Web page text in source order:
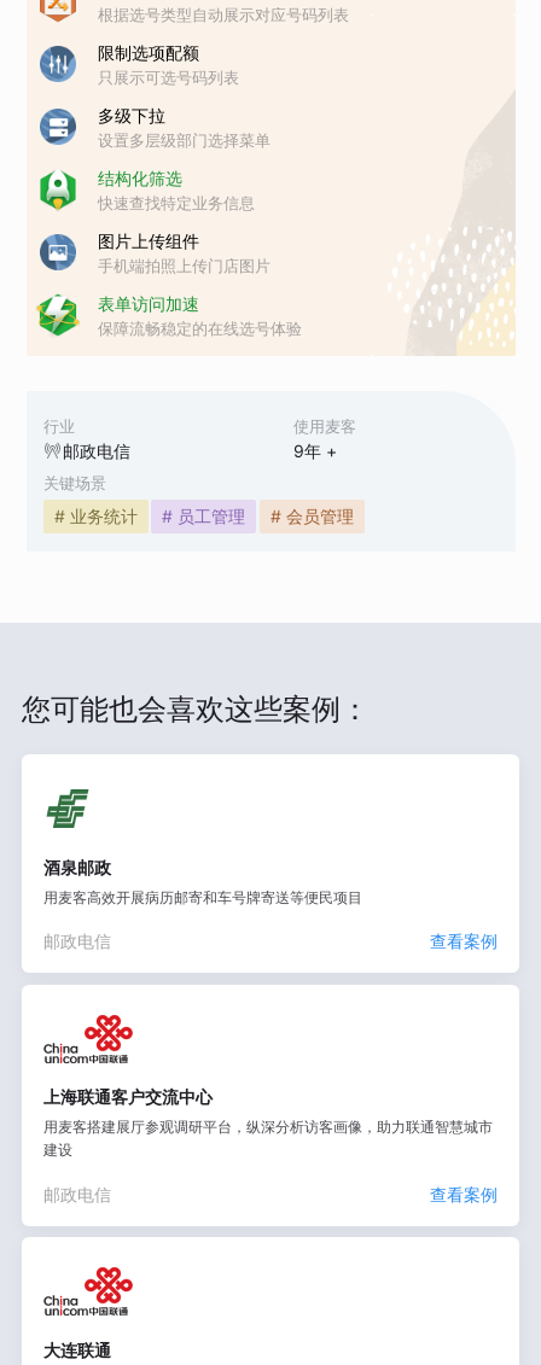
行业
邮政电信
使用麦客
9年 +
关键场景
# 业务统计 # 员工管理 # 会员管理
根据选号类型自动展示对应号码列表
限制选项配额
只展示可选号码列表
多级下拉
设置多层级部门选择菜单
结构化筛选
快速查找特定业务信息
图片上传组件
手机端拍照上传门店图片
表单访问加速
保障流畅稳定的在线选号体验
您可能也会喜欢这些案例：
酒泉邮政
用麦客高效开展病历邮寄和车号牌寄送等便民项目
邮政电信 查看案例
上海联通客户交流中心
用麦客搭建展厅参观调研平台，纵深分析访客画像，助力联通智慧城市
建设
邮政电信 查看案例
大连联通